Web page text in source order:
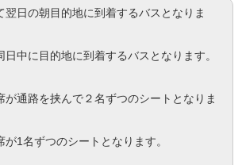
翌日の朝目的地に到着するバスとなりま
日中に目的地に到着するバスとなります。
が通路を挟んで２名ずつのシートとなりま
が1名ずつのシートとなります。